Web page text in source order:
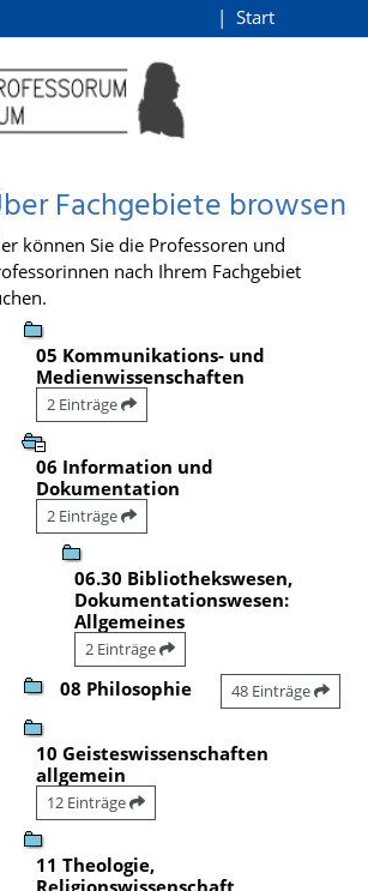
Start
Fachgebiete browsen
können Sie die Professoren und
nach Ihrem Fachgebiet
05 Kommunikations- und
Medienwissenschaften
2 Einträge
06 Information und
Dokumentation
2 Einträge
06.30 Bibliothekswesen,
Dokumentationswesen:
Allgemeines
2 Einträge
08 Philosophie 48 Einträge
10 Geisteswissenschaften
allgemein
12 Einträge
11 Theologie,
Religionswissenschaft